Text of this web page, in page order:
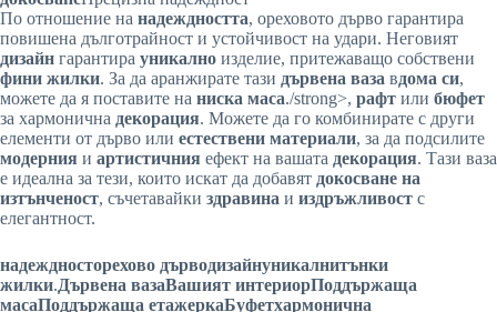
По отношение на надеждността, ореховото дърво гарантира
повишена дълготрайност и устойчивост на удари. Неговият
дизайн гарантира уникално изделие, притежаващо собствени
фини жилки. За да аранжирате тази дървена ваза вдома си,
можете да я поставите на ниска маса./strong>, рафт или бюфет
за хармонична декорация. Можете да го комбинирате с други
елементи от дърво или естествени материали, за да подсилите
модерния и артистичния ефект на вашата декорация. Тази ваза
е идеална за тези, които искат да добавят докосване на
изтънченост, съчетавайки здравина и издръжливост с
елегантност.
надеждносторехово дърводизайнуникалнитънки
жилки.Дървена вазаВашият интериорПоддържаща
масаПоддържаща етажеркаБуфетхармонична